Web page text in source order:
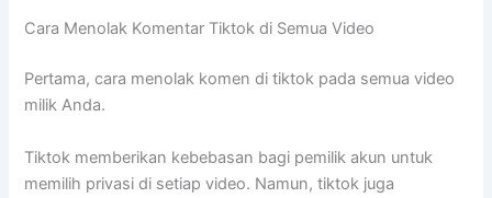
Cara Menolak Komentar Tiktok di Semua Video
Pertama, cara menolak komen di tiktok pada semua video
milik Anda.
Tiktok memberikan kebebasan bagi pemilik akun untuk
memilih privasi di setiap video. Namun, tiktok juga